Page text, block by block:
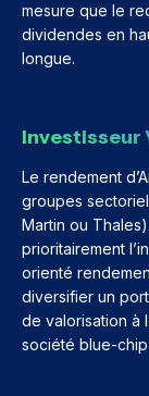
mesure que le
dividendes en
longue.
Investisseur
Le rendement
groupes
Martin ou
prioritairement
orienté
diversifier un
de valorisation à
société blue-